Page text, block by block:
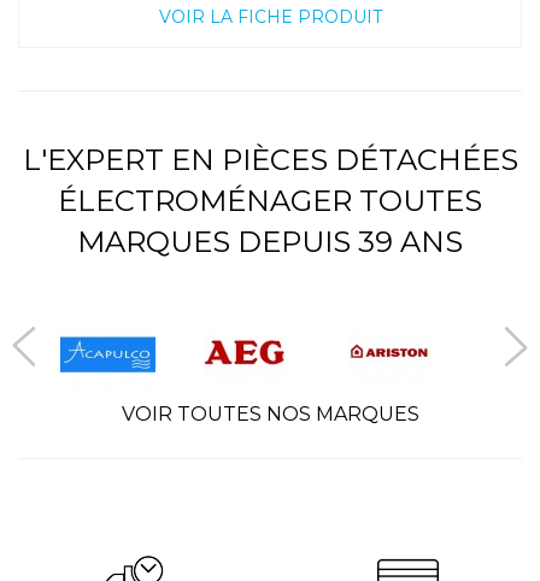
VOIR LA FICHE PRODUIT
L'EXPERT EN PIÈCES DÉTACHÉES
ÉLECTROMÉNAGER TOUTES
MARQUES DEPUIS 39 ANS
VOIR TOUTES NOS MARQUES